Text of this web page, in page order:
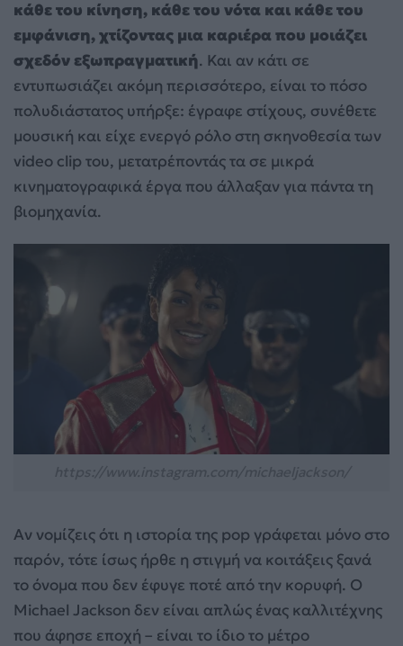
κάθε του κίνηση, κάθε του νότα και κάθε του
εμφάνιση, χτίζοντας μια καριέρα που μοιάζει
σχεδόν εξωπραγματική. Και αν κάτι σε
εντυπωσιάζει ακόμη περισσότερο, είναι το πόσο
πολυδιάστατος υπήρξε: έγραφε στίχους, συνέθετε
μουσική και είχε ενεργό ρόλο στη σκηνοθεσία των
video clip του, μετατρέποντάς τα σε μικρά
κινηματογραφικά έργα που άλλαξαν για πάντα τη
βιομηχανία.
Αν νομίζεις ότι η ιστορία της pop γράφεται μόνο στο
παρόν, τότε ίσως ήρθε η στιγμή να κοιτάξεις ξανά
το όνομα που δεν έφυγε ποτέ από την κορυφή. Ο
Michael Jackson δεν είναι απλώς ένας καλλιτέχνης
που άφησε εποχή – είναι το ίδιο το μέτρο